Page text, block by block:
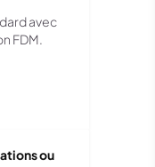
avec
FDM.
ou